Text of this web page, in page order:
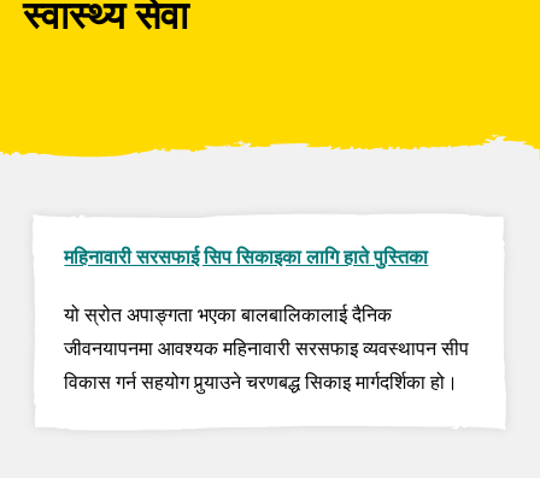
स्वास्थ्य सेवा
महिनावारी सरसफाई सिप सिकाइका लागि हाते पुस्तिका
यो स्रोत अपाङ्गता भएका बालबालिकालाई दैनिक
जीवनयापनमा आवश्यक महिनावारी सरसफाइ व्यवस्थापन सीप
विकास गर्न सहयोग पुर्‍याउने चरणबद्ध सिकाइ मार्गदर्शिका हो।